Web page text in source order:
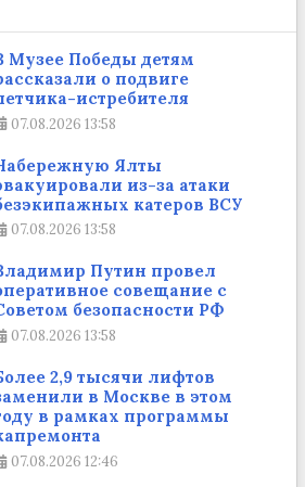
Музее Победы детям
о подвиге
истребителя
07.08.2026 13:58
Ялты
из-за атаки
катеров ВСУ
07.08.2026 13:58
Путин провел
совещание с
безопасности РФ
07.08.2026 13:58
2,9 тысячи лифтов
в Москве в этом
в рамках программы
07.08.2026 12:46